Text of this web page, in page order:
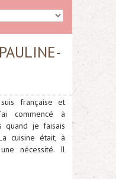
française et
commencé à
quand je faisais
cuisine était, à
nécessité. Il